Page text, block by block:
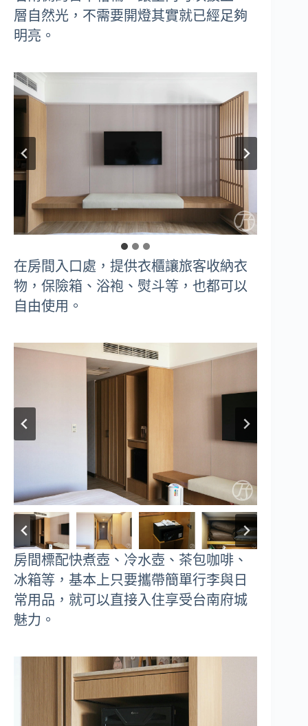
層自然光，不需要開燈其實就已經足夠
明亮。
在房間入口處，提供衣櫃讓旅客收納衣
物，保險箱、浴袍、熨斗等，也都可以
自由使用。
房間標配快煮壺、冷水壺、茶包咖啡、
冰箱等，基本上只要攜帶簡單行李與日
常用品，就可以直接入住享受台南府城
魅力。